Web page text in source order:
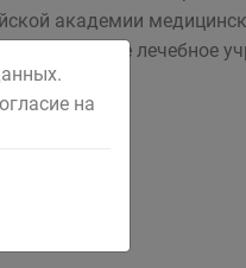
академии
конкретное лечебное
на